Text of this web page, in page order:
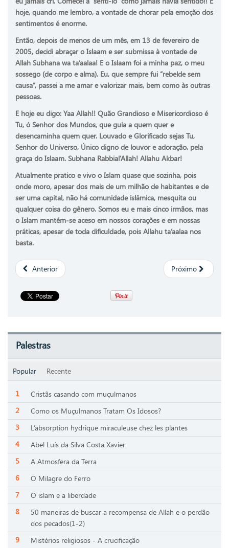
hoje, quando me lembro, a vontade de chorar pela emoção dos
sentimentos é enorme.
Então, depois de menos de um mês, em 13 de fevereiro de
2005, decidi abraçar o Islaam e ser submissa à vontade de
Allah Subhana wa ta’aalaa! E o Islaam foi a minha paz, o meu
sossego (de corpo e alma). Eu, que sempre fui “rebelde sem
causa”, passei a me amar e valorizar mais, bem como às outras
pessoas.
E hoje eu digo: Yaa Allah!! Quão Grandioso e Misericordioso é
Tu, ó Senhor dos Mundos, que guia a quem quer e
desencaminha quem quer. Louvado e Glorificado sejas Tu,
Senhor do Universo, Único digno de louvor e adoração, pela
graça do Islaam. Subhana Rabbial’Allah! Allahu Akbar!
Atualmente pratico e vivo o Islam quase que sozinha, pois
onde moro, apesar dos mais de um milhão de habitantes e de
ser uma capital, não há comunidade islâmica, mesquita ou
qualquer coisa do gênero. Somos eu e mais cinco irmãos, mas
o Islam mantém-se aceso em nossos corações e em nossas
práticas, apesar de toda dificuldade, pois Allahu ta’aalaa nos
basta.
Anterior Próximo
Palestras
Popular Recente
Cristãs casando com muçulmanos
Como os Muçulmanos Tratam Os Idosos?
L’absorption hydrique miraculeuse chez les plantes
Abel Luís da Silva Costa Xavier
A Atmosfera da Terra
O Milagre do Ferro
O islam e a liberdade
50 maneiras de buscar a recompensa de Allah e o perdão
dos pecados(1-2)
Mistérios religiosos - A crucificação